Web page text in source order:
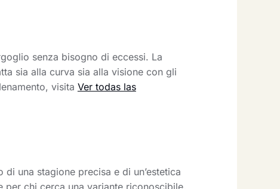
senza bisogno di eccessi. La
sia alla curva sia alla visione con gli
visita Ver todas las
una stagione precisa e di un’estetica
per chi cerca una variante riconoscibile,